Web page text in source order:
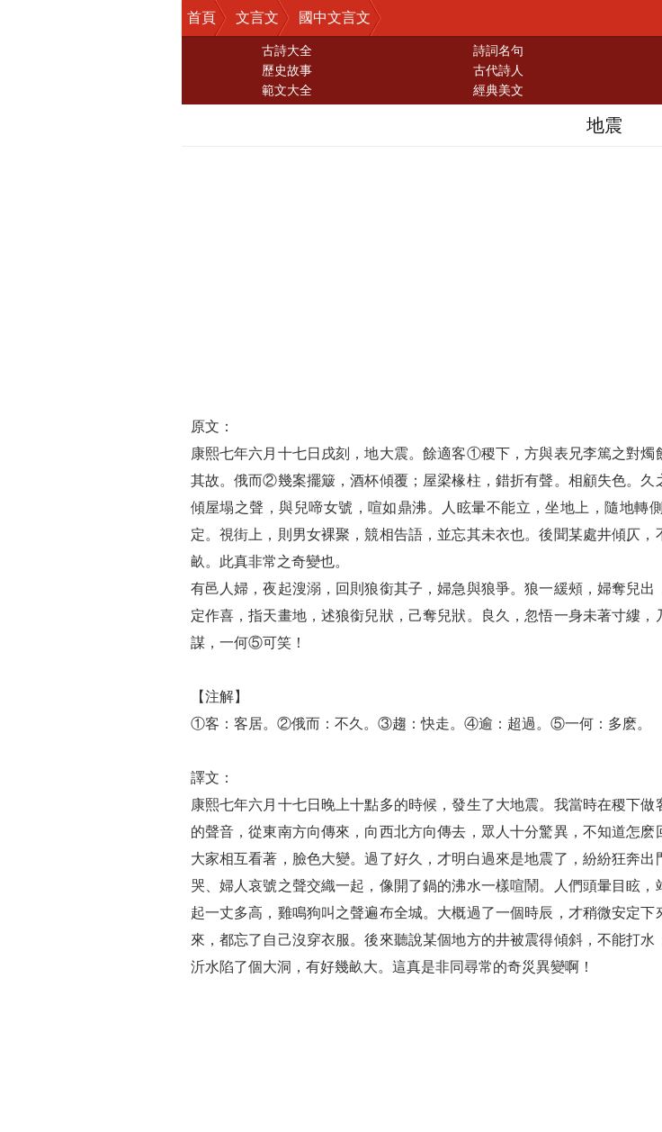
首頁 文言文
國中文言文
古詩大全 詩詞名句
歷史故事
古代詩人
範文大全
經典美文
地震
原文：
康熙七年六月十七日戌刻，地大震。餘適客①稷下，方與表兄李篤之對
其故。俄而②幾案擺簸，酒杯傾覆；屋梁椽柱，錯折有聲。相顧失色。
傾屋塌之聲，與兒啼女號，喧如鼎沸。人眩暈不能立，坐地上，隨地
定。視街上，則男女裸聚，競相告語，並忘其未衣也。後聞某處井傾仄
畝。此真非常之奇變也。
有邑人婦，夜起溲溺，回則狼銜其子，婦急與狼爭。狼一緩頰，婦奪兒
定作喜，指天畫地，述狼銜兒狀，己奪兒狀。良久，忽悟一身未著寸縷
謀，一何⑤可笑！
【注解】
①客：客居。②俄而：不久。③趨：快走。④逾：超過。⑤一何：多麽。
譯文：
康熙七年六月十七日晚上十點多的時候，發生了大地震。我當時在稷下
的聲音，從東南方向傳來，向西北方向傳去，眾人十分驚異，不知道怎
大家相互看著，臉色大變。過了好久，才明白過來是地震了，紛紛狂奔
哭、婦人哀號之聲交織一起，像開了鍋的沸水一樣喧鬧。人們頭暈目眩
起一丈多高，雞鳴狗叫之聲遍布全城。大概過了一個時辰，才稍微安定
來，都忘了自己沒穿衣服。後來聽說某個地方的井被震得傾斜，不能打
沂水陷了個大洞，有好幾畝大。這真是非同尋常的奇災異變啊！